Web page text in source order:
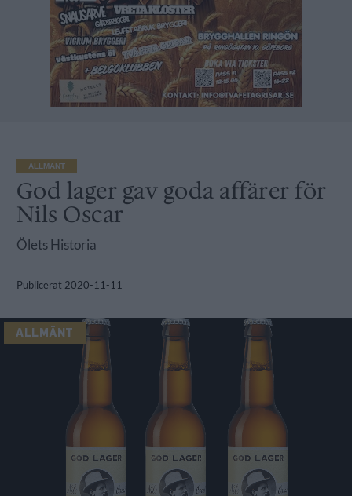
ALLMÄNT
God lager gav goda affärer för
Nils Oscar
Ölets Historia
Publicerat 2020-11-11
ALLMÄNT